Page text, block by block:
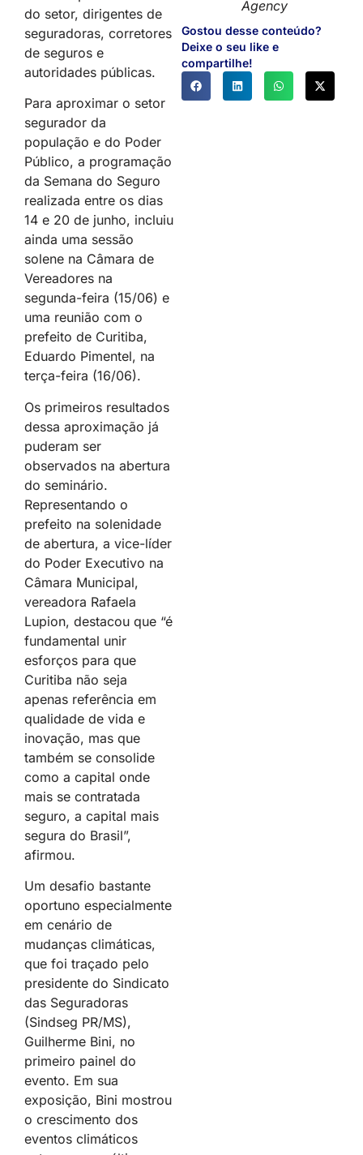
Agency
Gostou desse conteúdo?
Deixe o seu like e
compartilhe!
do setor, dirigentes de
seguradoras, corretores
de seguros e
autoridades públicas.
Para aproximar o setor
segurador da
população e do Poder
Público, a programação
da Semana do Seguro
realizada entre os dias
14 e 20 de junho, incluiu
ainda uma sessão
solene na Câmara de
Vereadores na
segunda-feira (15/06) e
uma reunião com o
prefeito de Curitiba,
Eduardo Pimentel, na
terça-feira (16/06).
Os primeiros resultados
dessa aproximação já
puderam ser
observados na abertura
do seminário.
Representando o
prefeito na solenidade
de abertura, a vice-líder
do Poder Executivo na
Câmara Municipal,
vereadora Rafaela
Lupion, destacou que “é
fundamental unir
esforços para que
Curitiba não seja
apenas referência em
qualidade de vida e
inovação, mas que
também se consolide
como a capital onde
mais se contratada
seguro, a capital mais
segura do Brasil”,
afirmou.
Um desafio bastante
oportuno especialmente
em cenário de
mudanças climáticas,
que foi traçado pelo
presidente do Sindicato
das Seguradoras
(Sindseg PR/MS),
Guilherme Bini, no
primeiro painel do
evento. Em sua
exposição, Bini mostrou
o crescimento dos
eventos climáticos